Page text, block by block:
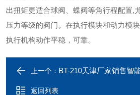
出扭矩更适合球阀、蝶阀等角行程配置,
压力等级的阀门。在执行模块和动力模
执行机构动作平稳，可靠。
上一个： BT-210天津厂家销售智
返回列表